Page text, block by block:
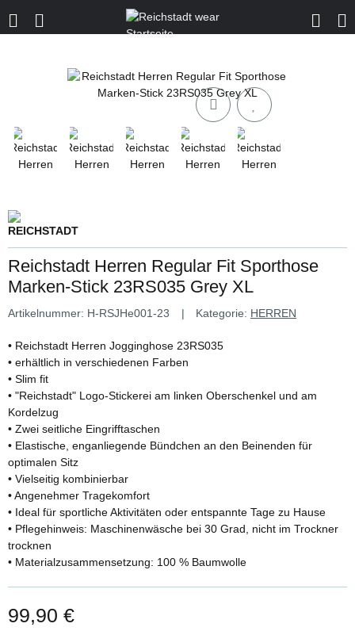
Reichstadt Herren Regular Fit Sporthose
Marken-Stick 23RS035 Grey XL
Artikelnummer: H-RSJHe001-23 Kategorie: HERREN
• Reichstadt Herren Jogginghose 23RS035
• erhältlich in verschiedenen Farben
• Slim fit
• "Reichstadt" Logo-Stickerei am linken Oberschenkel und am
Kordelzug
• Zwei seitliche Eingrifftaschen
• Elastische, enganliegende Bündchen an den Beinenden für
optimalen Sitz
• Vielseitig kombinierbar
• Angenehmer Tragekomfort
• Ideal für sportliche Aktivitäten oder entspannte Tage zu Hause
• Pflegehinweis: Maschinenwäsche bei 30 Grad, nicht im Trockner
trocknen
• Materialzusammensetzung: 100 % Baumwolle
99,90 €